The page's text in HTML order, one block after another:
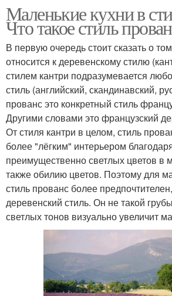
Маленькие кухни в
Что такое стиль
В первую очередь стоит сказать о
относится к деревенскому стилю
стилем кантри подразумевается
стиль (английский, скандинавский,
прованс это конкретный стиль
Другими словами это французский
От стиля кантри в целом, стиль
более "лёгким" интерьером
преимущественно светлых цветов в
также обилию цветов. Поэтому для
стиль прованс более
деревенский стиль. Он не такой
светлых тонов визуально увеличит